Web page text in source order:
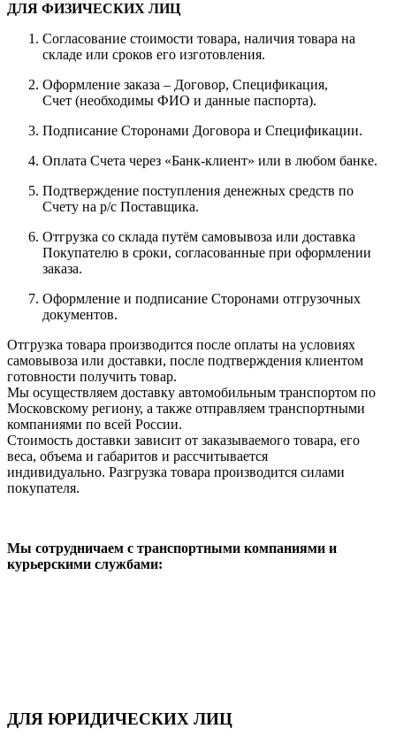
ДЛЯ ФИЗИЧЕСКИХ ЛИЦ
Согласование стоимости товара, наличия товара на
складе или сроков его изготовления.
Оформление заказа – Договор, Спецификация,
Счет (необходимы ФИО и данные паспорта).
Подписание Сторонами Договора и Спецификации.
Оплата Счета через «Банк-клиент» или в любом банке.
Подтверждение поступления денежных средств по
Счету на р/с Поставщика.
Отгрузка со склада путём самовывоза или доставка
Покупателю в сроки, согласованные при оформлении
заказа.
Оформление и подписание Сторонами отгрузочных
документов.
Отгрузка товара производится после оплаты на условиях
самовывоза или доставки, после подтверждения клиентом
готовности получить товар.
Мы осуществляем доставку автомобильным транспортом по
Московскому региону, а также отправляем транспортными
компаниями по всей России.
Стоимость доставки зависит от заказываемого товара, его
веса, объема и габаритов и рассчитывается
индивидуально. Разгрузка товара производится силами
покупателя.
Мы сотрудничаем с транспортными компаниями и
курьерскими службами:
ДЛЯ ЮРИДИЧЕСКИХ ЛИЦ